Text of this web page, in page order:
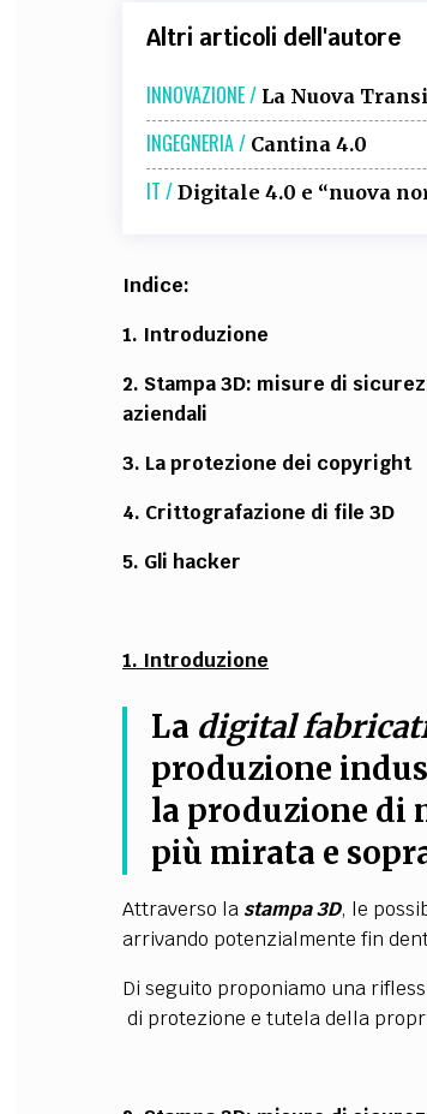
Altri articoli dell'autore
INNOVAZIONE / La Nuova
INGEGNERIA / Cantina 4.0
IT / Digitale 4.0 e “nuova
Indice:
1. Introduzione
2. Stampa 3D: misure di
aziendali
3. La protezione dei copyright
4. Crittografazione di file 3D
5. Gli hacker
1. Introduzione
La digital
produzione
la produzione di
più mirata e
Attraverso la stampa 3D, le
arrivando potenzialmente fin
Di seguito proponiamo una
di protezione e tutela della